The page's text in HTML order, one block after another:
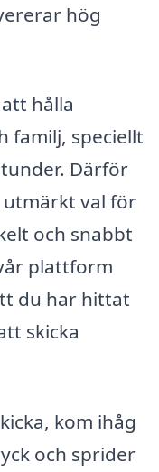
hög
hålla
familj, speciellt
Därför
val för
och snabbt
plattform
du har hittat
skicka
kom ihåg
och sprider